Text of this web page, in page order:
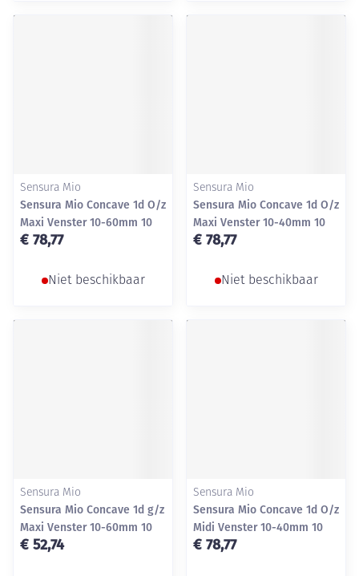
Sensura Mio
Sensura Mio Concave 1d O/z
Maxi Venster 10-60mm 10
€ 78,77
Niet beschikbaar
Sensura Mio
Sensura Mio Concave 1d O/z
Maxi Venster 10-40mm 10
€ 78,77
Niet beschikbaar
Sensura Mio
Sensura Mio Concave 1d g/z
Maxi Venster 10-60mm 10
€ 52,74
Sensura Mio
Sensura Mio Concave 1d O/z
Midi Venster 10-40mm 10
€ 78,77